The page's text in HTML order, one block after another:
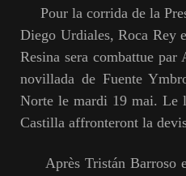
Pour la corrida de la
Diego Urdiales, Roca Rey
Resina sera combattue
novillada de Fuente
Norte le mardi 19 mai. Le
Castilla affronteront la
Après Tristán Barroso et